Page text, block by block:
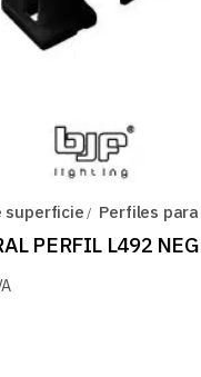
superficie Perfiles para
PERFIL L492